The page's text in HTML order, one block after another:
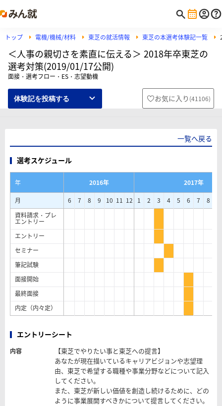
トップ 電機/機械/材料 東芝の就活情報 東芝の本選考体験記一覧
＜人事の親切さを素直に伝える＞ 2018年卒東芝の
選考対策(2019/01/17公開)
面接・選考フロー・ES・志望動機
体験記を投稿する お気に入り (41106)
一覧へ戻る
選考スケジュール
年 2016年
2017年
月
6 7 8 9 10 11 12 1 2 3 4 5 6 7 8
資料請求・プレ
エントリー
エントリー
セミナー
筆記試験
面接開始
最終面接
内定（内々定）
エントリーシート
内容
【東芝でやりたい事と東芝への提言】
あなたが現在描いているキャリアビジョンや志望理
由、東芝で希望する職種や事業分野などについて記入
してください。
また、東芝が新しい価値を創造し続けるために、どの
ように事業展開すべきかについて提言してください。